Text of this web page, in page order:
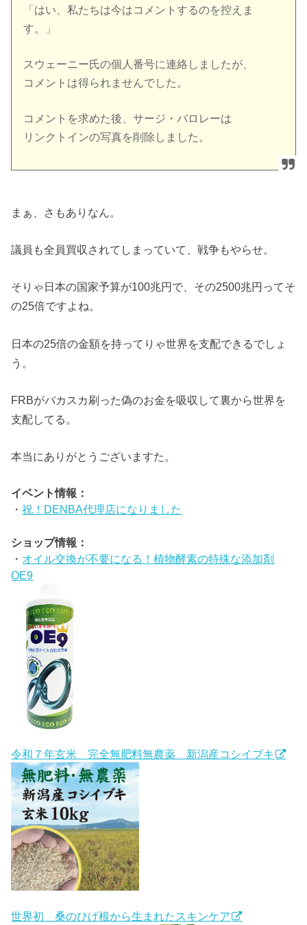
「はい、私たちは今はコメントするのを控えま
す。」
スウェーニー氏の個人番号に連絡しましたが、
コメントは得られませんでした。
コメントを求めた後、サージ・バロレーは
リンクトインの写真を削除しました。
まぁ、さもありなん。
議員も全員買収されてしまっていて、戦争もやらせ。
そりゃ日本の国家予算が100兆円で、その2500兆円ってそ
の25倍ですよね。
日本の25倍の金額を持ってりゃ世界を支配できるでしょ
う。
FRBがバカスカ刷った偽のお金を吸収して裏から世界を
支配してる。
本当にありがとうございますた。
イベント情報：
・祝！DENBA代理店になりました
ショップ情報：
・ オイル交換が不要になる！植物酵素の特殊な添加剤
OE9
令和７年玄米 完全無肥料無農薬 新潟産コシイブキ
世界初 桑のひげ根から生まれたスキンケア